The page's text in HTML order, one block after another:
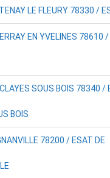
LE FLEURY 78330 /
EN YVELINES 78610 /
SOUS BOIS 78340 /
BOIS
78200 / ESAT DE